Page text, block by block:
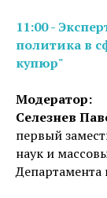
11:00 -
политика в
купюр"
Модератор:
Селезнев
первый
наук и
Департамента